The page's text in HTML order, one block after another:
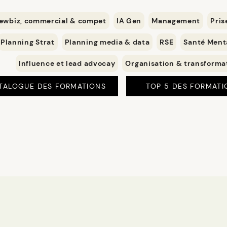
commercial & compet IA Gen Management
Planning Strat Planning media & data RSE Santé
Influence et lead advocay Organisation &
DES FORMATIONS TOP 5 DES